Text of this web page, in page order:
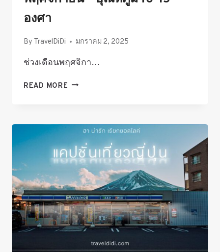
องศา
By TravelDiDi มกราคม 2, 2025
ช่วงเดือนพฤศจิกา…
READ MORE HOW-
ญี่ปุ่น
เดือน
พฤศจิกายน
อุณหภูมิ
10-
15
องศา